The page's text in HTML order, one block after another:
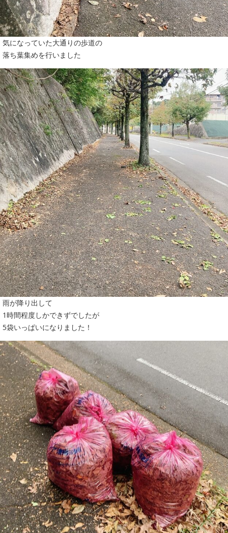
気になっていた大通りの歩道の
落ち葉集めを行いました
雨が降り出して
1時間程度しかできずでしたが
5袋いっぱいになりました！